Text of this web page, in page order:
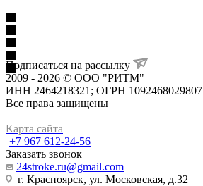
Подписаться на рассылку
2009 - 2026 © ООО "РИТМ"
ИНН 2464218321; ОГРН 1092468029807
Все права защищены
Карта сайта
+7 967 612-24-56
Заказать звонок
24stroke.ru@gmail.com
г. Красноярск, ул. Московская, д.32